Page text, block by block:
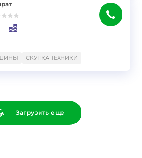
СКУПКА ТЕХНИКИ
Загрузить еще